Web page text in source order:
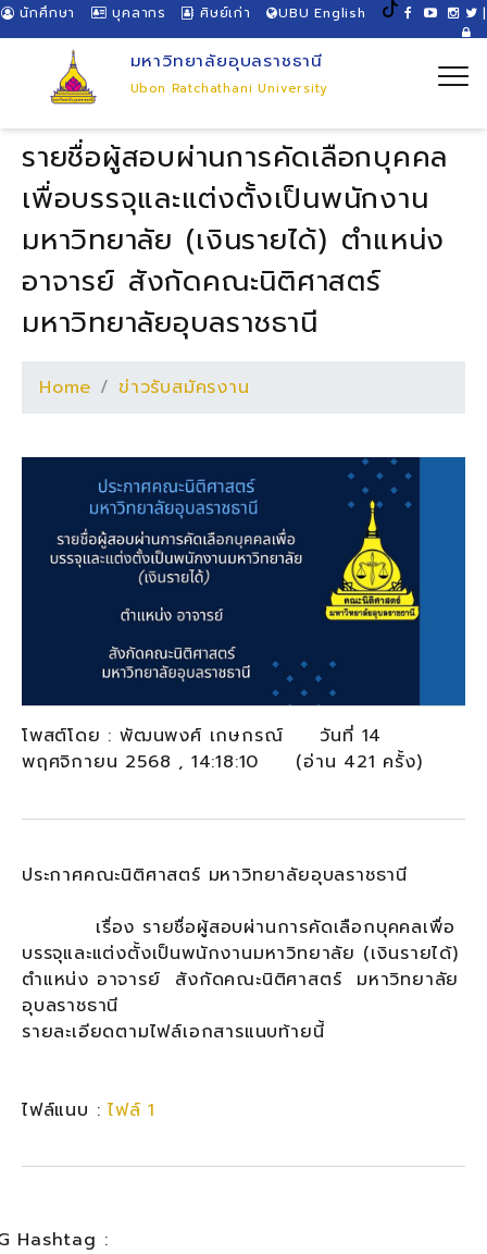
นักศึกษา บุคลากร ศิษย์เก่า UBU English |
มหาวิทยาลัยอุบลราชธานี
Ubon Ratchathani University
รายชื่อผู้สอบผ่านการคัดเลือกบุคคล
เพื่อบรรจุและแต่งตั้งเป็นพนักงาน
มหาวิทยาลัย (เงินรายได้) ตำแหน่ง
อาจารย์ สังกัดคณะนิติศาสตร์
มหาวิทยาลัยอุบลราชธานี
Home ข่าวรับสมัครงาน
โพสต์โดย : พัฒนพงศ์ เกษกรณ์ วันที่ 14
พฤศจิกายน 2568 , 14:18:10 (อ่าน 421 ครั้ง)
ประกาศคณะนิติศาสตร์ มหาวิทยาลัยอุบลราชธานี
เรื่อง รายชื่อผู้สอบผ่านการคัดเลือกบุคคลเพื่อ
บรรจุและแต่งตั้งเป็นพนักงานมหาวิทยาลัย (เงินรายได้)
ตำแหน่ง อาจารย์ สังกัดคณะนิติศาสตร์ มหาวิทยาลัย
อุบลราชธานี
รายละเอียดตามไฟล์เอกสารแนบท้ายนี้
ไฟล์แนบ :ไฟล์ 1
Hashtag :